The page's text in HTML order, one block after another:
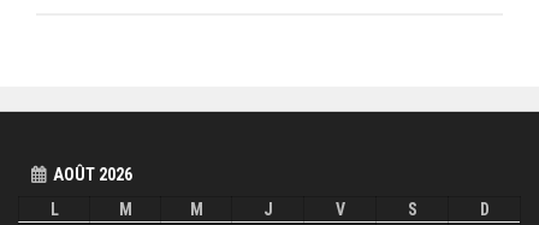
AOÛT 2026
L
M M J V S D